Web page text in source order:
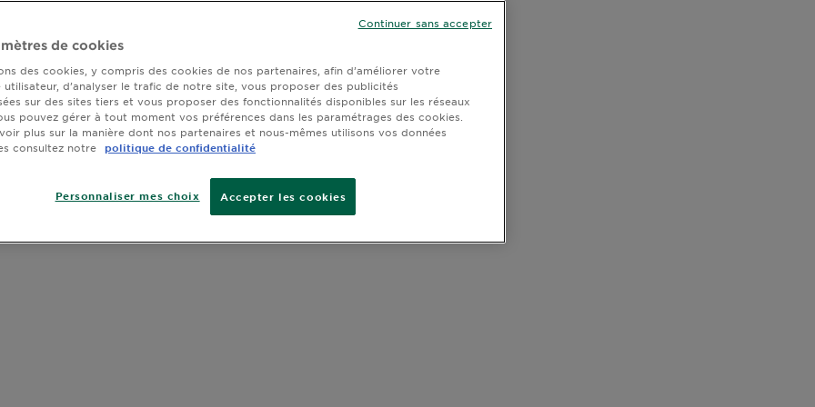
de cookies
des cookies, y compris des cookies de nos partenaires, afin d’améliorer votre
utilisateur, d’analyser le trafic de notre site, vous proposer des publicités
sur des sites tiers et vous proposer des fonctionnalités disponibles sur les réseaux
pouvez gérer à tout moment vos préférences dans les paramétrages des cookies.
plus sur la manière dont nos partenaires et nous-mêmes utilisons vos données
consultez notre
politique de confidentialité
Accepter les cookies
Personnaliser mes choix
Continuer sans accepter